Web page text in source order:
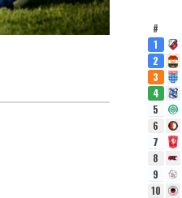
#
1
2
3
4
5
6
7
8
9
10